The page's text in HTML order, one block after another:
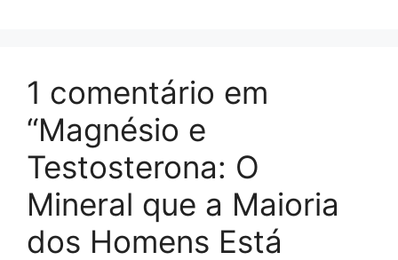
1 comentário em
“Magnésio e
Testosterona: O
Mineral que a Maioria
dos Homens Está